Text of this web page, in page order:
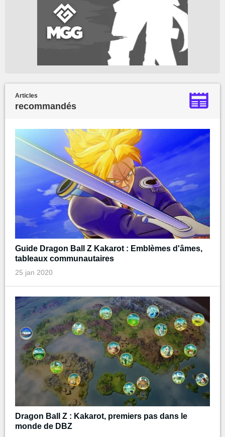
Articles
recommandés
Guide Dragon Ball Z Kakarot : Emblèmes d'âmes,
tableaux communautaires
25 jan 2020
Dragon Ball Z : Kakarot, premiers pas dans le
monde de DBZ